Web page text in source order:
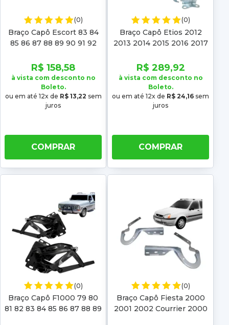
(0)
Braço Capô Escort 83 84
85 86 87 88 89 90 91 92
R$ 158,58
à vista com desconto no
Boleto.
ou em até 12x de R$ 13,22 sem
juros
COMPRAR
(0)
Braço Capô Etios 2012
2013 2014 2015 2016 2017
R$ 289,92
à vista com desconto no
Boleto.
ou em até 12x de R$ 24,16 sem
juros
COMPRAR
(0)
Braço Capô F1000 79 80
81 82 83 84 85 86 87 88 89
(0)
Braço Capô Fiesta 2000
2001 2002 Courrier 2000